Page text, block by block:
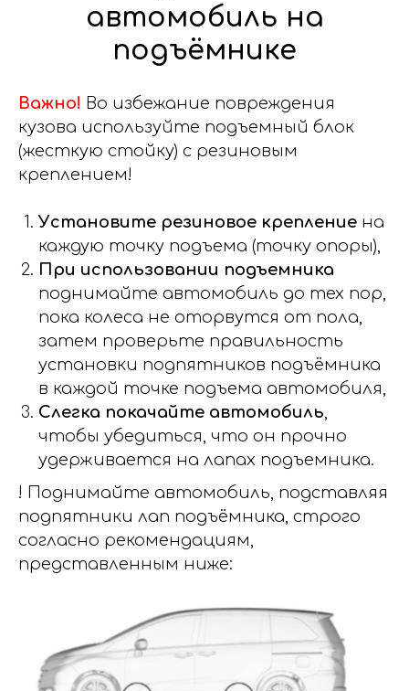
автомобиль на
подъёмнике
Важно! Во избежание повреждения
кузова используйте подъемный блок
(жесткую стойку) с резиновым
креплением!
Установите резиновое крепление на
каждую точку подъема (точку опоры),
При использовании подъемника
поднимайте автомобиль до тех пор,
пока колеса не оторвутся от пола,
затем проверьте правильность
установки подпятников подъёмника
в каждой точке подъема автомобиля,
Слегка покачайте автомобиль,
чтобы убедиться, что он прочно
удерживается на лапах подъемника.
! Поднимайте автомобиль, подставляя
подпятники лап подъёмника, строго
согласно рекомендациям,
представленным ниже: